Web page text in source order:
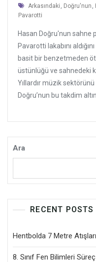
Tags
Arkasındaki , Doğru'nun ,
Pavarotti
Hasan Doğru'nun sahne
Pavarotti lakabını
basit bir benzetmeden
üstünlüğü ve sahnedeki
Yıllardır müzik
Doğru’nun bu takdim
Ara
RECENT POSTS
Hentbolda 7 Metre
8. Sınıf Fen Bilimleri